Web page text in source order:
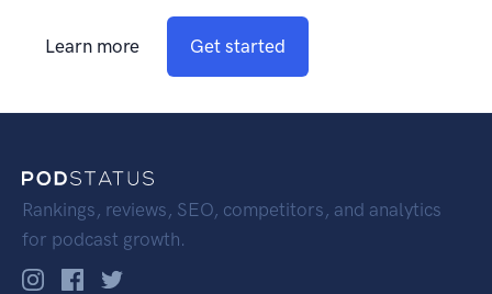
Learn more Get started
Rankings, reviews, SEO, competitors, and analytics
for podcast growth.